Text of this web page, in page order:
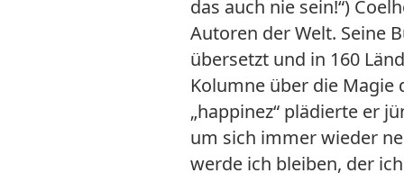
das auch nie sein!“)
Autoren der Welt. Seine
übersetzt und in 160
Kolumne über die Magie
„happinez“ plädierte er
um sich immer wieder
werde ich bleiben, der